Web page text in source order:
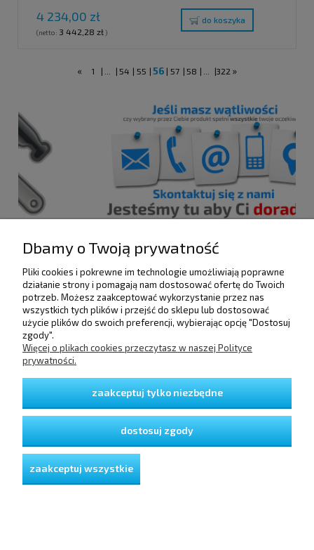
4 234,00 zł
(netto: 3 442,28 zł)
do koszyka
« 1 | | 54 | 55 | 56 | 57 | 58 | |322 »
POMOC
DOSTAWA I PŁATNOŚCI
GWARANCJA I ZWROTY
O FIRMIE
Dbamy o Twoją prywatność
Pliki cookies i pokrewne im technologie umożliwiają poprawne
działanie strony i pomagają nam dostosować ofertę do Twoich
potrzeb. Możesz zaakceptować wykorzystanie przez nas
wszystkich tych plików i przejść do sklepu lub dostosować
użycie plików do swoich preferencji, wybierając opcję "Dostosuj
zgody".
Więcej o plikach cookies przeczytasz w naszej Polityce
prywatności.
zaakceptuj tylko niezbędne
dostosuj zgody
zaakceptuj wszystkie